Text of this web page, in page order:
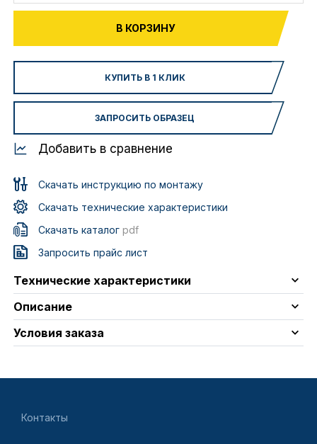
В КОРЗИНУ
КУПИТЬ В 1 КЛИК
ЗАПРОСИТЬ ОБРАЗЕЦ
Добавить в сравнение
Скачать инструкцию по монтажу
Скачать технические характеристики
Скачать каталогpdf
Запросить прайс лист
Технические характеристики
Описание
Условия заказа
Контакты